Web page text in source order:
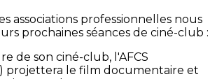
associations professionnelles nous
prochaines séances de ciné-club :
de son ciné-club, l'AFCS
projettera le film documentaire et